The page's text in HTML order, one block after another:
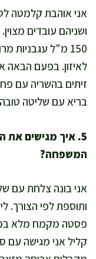
אני אוהבת קלמטה
לאיזון. בפעם הבאה
זיתים בהשריה עם
בריא עם שליטה טובה
5. איך מגישים
המשפחה?
אני בונה צלחת עם
ותוספת לפי הצורך.
פסטה מקמח מלא
קליל אני מגישה עם